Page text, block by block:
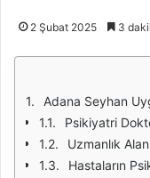
2 Şubat 2025 3
Adana Seyhan Uygulama
Psikiyatri
Uzmanlık
Hastaların